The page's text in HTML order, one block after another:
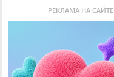
РЕКЛАМА НА САЙТЕ